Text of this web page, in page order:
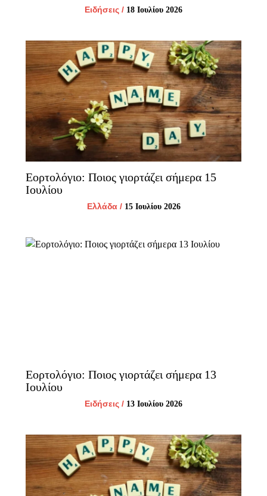
Ειδήσεις / 18 Ιουλίου 2026
Εορτολόγιο: Ποιος γιορτάζει σήμερα 15
Ιουλίου
Ελλάδα/ 15 Ιουλίου 2026
Εορτολόγιο: Ποιος γιορτάζει σήμερα 13
Ιουλίου
Ειδήσεις / 13 Ιουλίου 2026